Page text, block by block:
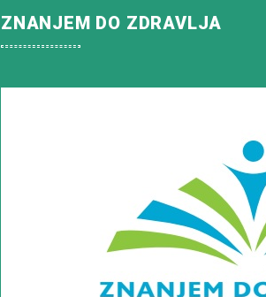
ZNANJEM DO ZDRAVLJA